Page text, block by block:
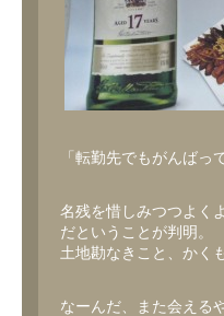
「転勤先でもがんばっ
名残を惜しみつつよく
だということが判明。
土地勘なきこと、かく
なーんだ、また会える